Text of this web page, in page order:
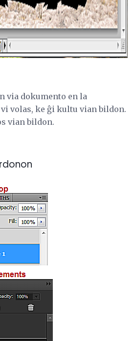
via dokumento en la
volas, ke ĝi kultu vian bildon.
vian bildon.